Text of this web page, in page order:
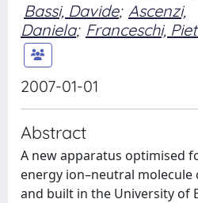
Bassi, Davide; Ascenzi,
Daniela; Franceschi,
2007-01-01
Abstract
A new apparatus optimised
energy ion–neutral molecule
and built in the University of